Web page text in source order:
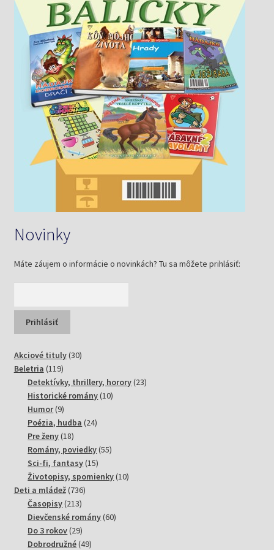
Novinky
Máte záujem o informácie o novinkách? Tu sa môžete prihlásiť:
Akciové tituly 3030
Beletria 119119
produktov
Detektívky, thrillery, horory 2323
Historické romány 1010
Humor 99
produktov
Poézia, hudba 2424
Pre ženy 1818
produktov
Romány, poviedky 5555
Sci-fi, fantasy 1515
produktov
Životopisy, spomienky 1010
Deti a mládež 736736
Časopisy 213213
produktov
Dievčenské romány 6060
Do 3 rokov 2929
produktov
Dobrodružné 4949